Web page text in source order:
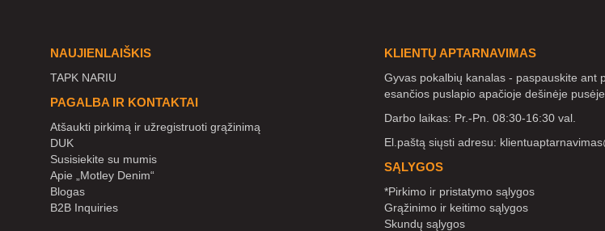
NAUJIENLAIŠKIS
TAPK NARIU
PAGALBA IR KONTAKTAI
Atšaukti pirkimą ir užregistruoti grąžinimą
DUK
Susisiekite su mumis
Apie „Motley Denim“
Blogas
B2B Inquiries
KLIENTŲ APTARNAVIMAS
Gyvas pokalbių kanalas - paspauskite ant
esančios puslapio apačioje dešinėje pusėje.
Darbo laikas: Pr.-Pn. 08:30-16:30 val.
El.paštą siųsti adresu:
SĄLYGOS
*Pirkimo ir pristatymo sąlygos
Grąžinimo ir keitimo sąlygos
Skundų sąlygos